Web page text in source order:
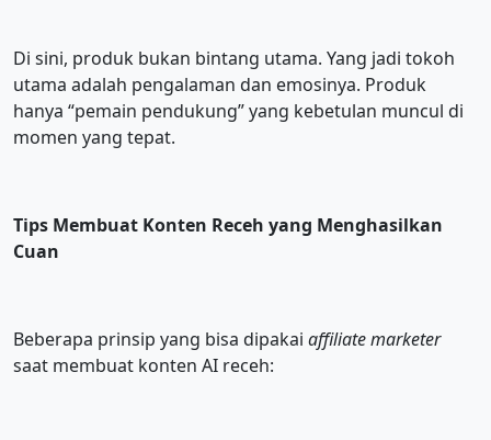
Di sini, produk bukan bintang utama. Yang jadi tokoh
utama adalah pengalaman dan emosinya. Produk
hanya “pemain pendukung” yang kebetulan muncul di
momen yang tepat.
Tips Membuat Konten Receh yang Menghasilkan
Cuan
Beberapa prinsip yang bisa dipakai affiliate marketer
saat membuat konten AI receh: